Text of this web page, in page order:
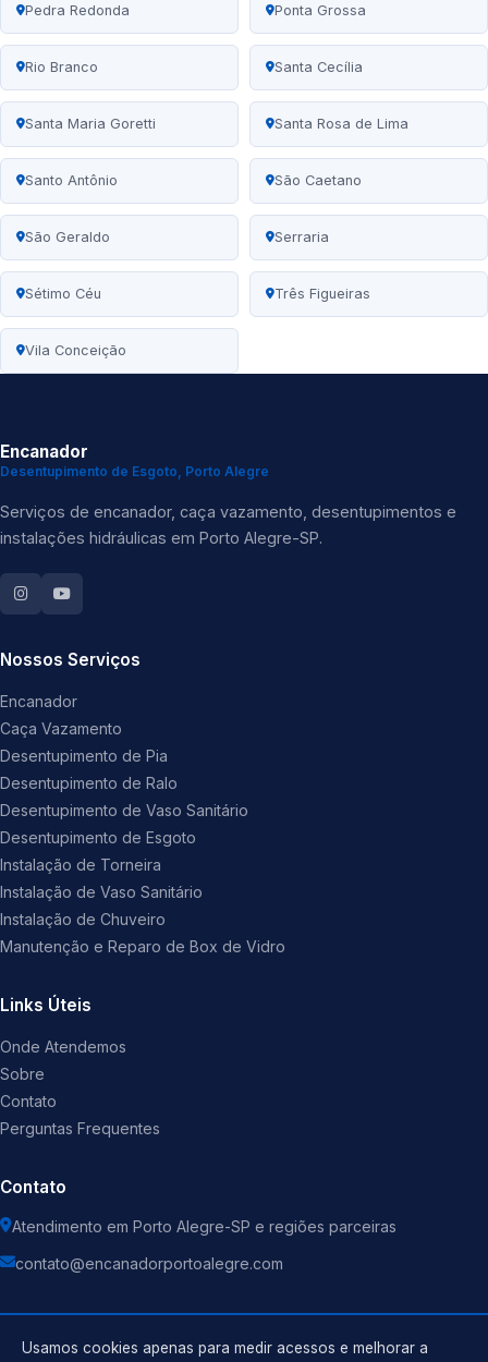
Pedra Redonda Ponta Grossa
Rio Branco Santa Cecília
Santa Maria Goretti Santa Rosa de Lima
Santo Antônio São Caetano
São Geraldo Serraria
Sétimo Céu Três Figueiras
Vila Conceição
Encanador
Desentupimento de Esgoto, Porto Alegre
Serviços de encanador, caça vazamento, desentupimentos e
instalações hidráulicas em Porto Alegre-SP.
Nossos Serviços
Encanador
Caça Vazamento
Desentupimento de Pia
Desentupimento de Ralo
Desentupimento de Vaso Sanitário
Desentupimento de Esgoto
Instalação de Torneira
Instalação de Vaso Sanitário
Instalação de Chuveiro
Manutenção e Reparo de Box de Vidro
Links Úteis
Onde Atendemos
Sobre
Contato
Perguntas Frequentes
Contato
Atendimento em Porto Alegre-SP e regiões parceiras
contato@encanadorportoalegre.com
Usamos cookies apenas para medir acessos e melhorar a